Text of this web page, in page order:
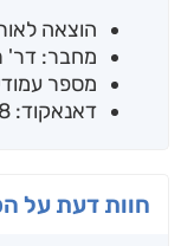
הוצאה
מחבר: דר'
מספר עמודים:
דאנאקוד: 1272-1548
חוות דעת על